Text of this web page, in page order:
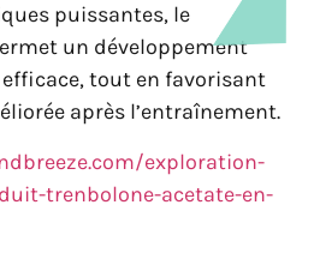
puissantes, le
un développement
tout en favorisant
après l’entraînement.
exploration-
trenbolone-acetate-en-